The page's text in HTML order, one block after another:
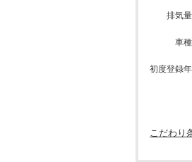
排気量
車種
初度登録年
こだわり